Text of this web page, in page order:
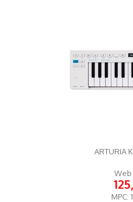
ARTURIA
Web
MPC: